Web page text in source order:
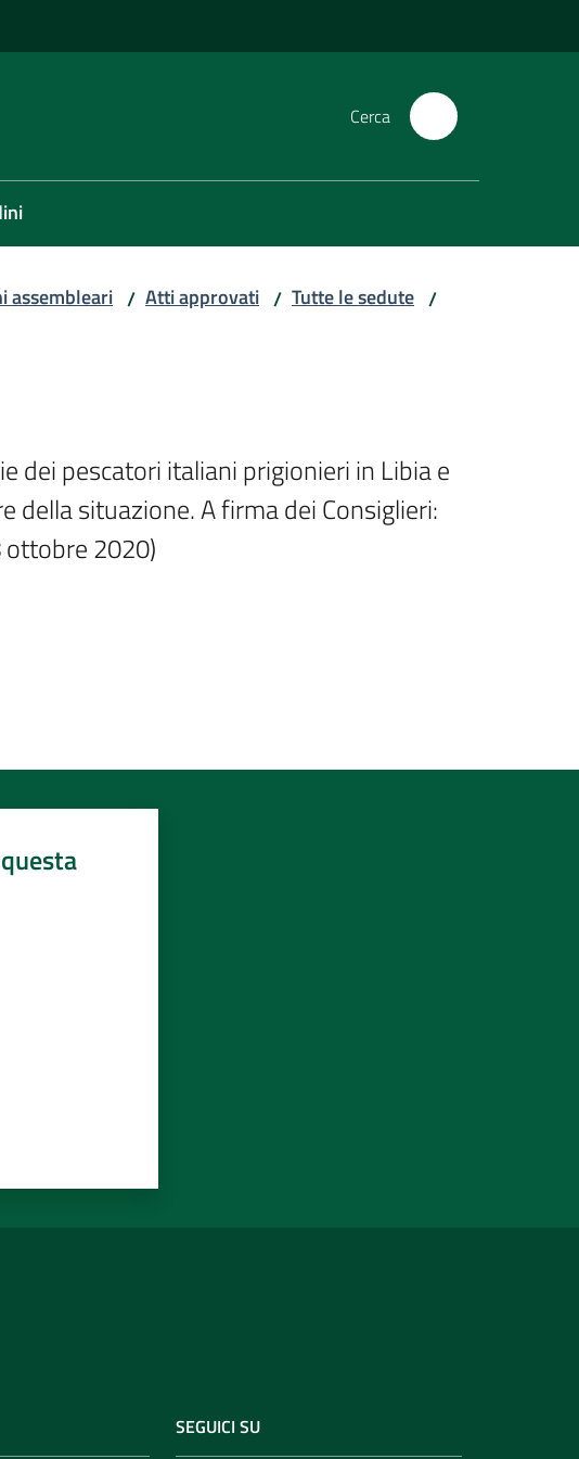
Cerca
assembleari / Atti approvati / Tutte le sedute /
dei pescatori italiani prigionieri in Libia e
della situazione. A firma dei Consiglieri:
ottobre 2020)
SEGUICI SU